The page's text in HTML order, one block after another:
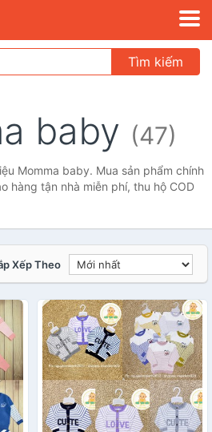
Tìm kiếm
baby (47)
Momma baby. Mua sản phẩm chính
hàng tận nhà miễn phí, thu hộ COD
Xếp Theo